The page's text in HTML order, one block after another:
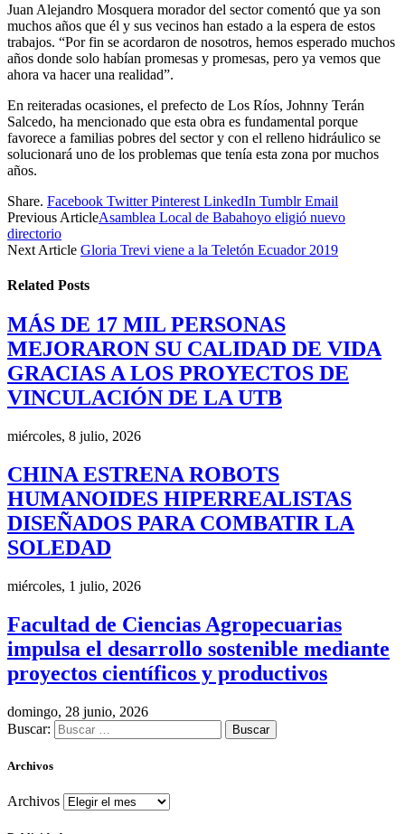
Juan Alejandro Mosquera morador del sector comentó que ya son
muchos años que él y sus vecinos han estado a la espera de estos
trabajos. “Por fin se acordaron de nosotros, hemos esperado muchos
años donde solo habían promesas y promesas, pero ya vemos que
ahora va hacer una realidad”.
En reiteradas ocasiones, el prefecto de Los Ríos, Johnny Terán
Salcedo, ha mencionado que esta obra es fundamental porque
favorece a familias pobres del sector y con el relleno hidráulico se
solucionará uno de los problemas que tenía esta zona por muchos
años.
Share. Facebook Twitter Pinterest LinkedIn Tumblr Email
Previous ArticleAsamblea Local de Babahoyo eligió nuevo
directorio
Next Article Gloria Trevi viene a la Teletón Ecuador 2019
Related Posts
MÁS DE 17 MIL PERSONAS
MEJORARON SU CALIDAD DE VIDA
GRACIAS A LOS PROYECTOS DE
VINCULACIÓN DE LA UTB
miércoles, 8 julio, 2026
CHINA ESTRENA ROBOTS
HUMANOIDES HIPERREALISTAS
DISEÑADOS PARA COMBATIR LA
SOLEDAD
miércoles, 1 julio, 2026
Facultad de Ciencias Agropecuarias
impulsa el desarrollo sostenible mediante
proyectos científicos y productivos
domingo, 28 junio, 2026
Buscar:
Archivos
Archivos